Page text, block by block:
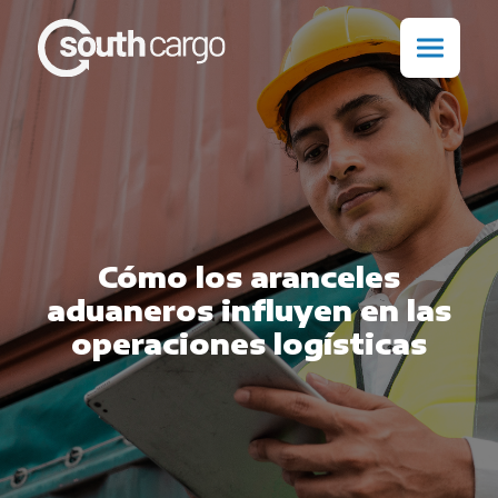
Cómo los aranceles
aduaneros influyen en las
operaciones logísticas